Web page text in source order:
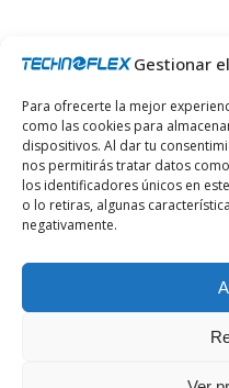
Gestionar
Para ofrecerte la mejor
como las cookies para
dispositivos. Al dar tu
nos permitirás tratar datos
los identificadores únicos en
o lo retiras, algunas
negativamente.
Suscríbase a nuestro
de nuestras últimas
Email